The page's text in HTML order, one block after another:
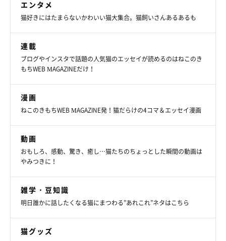
エンタメ
猫好きにはたまらないかわいい猫大集合。猫飼いさんあるあるも
連載
ブログやインスタで話題の人気猫のエッセイが読めるのはねこのき
もちWEB MAGAZINEだけ！
漫画
ねこのきもちWEB MAGAZINE発！猫だらけの4コマ＆エッセイ漫画
動画
おもしろ、感動、驚き、癒し…猫たちのちょっとした瞬間の動画は
やみつきに！
雑学・豆知識
明日誰かに話したくなる猫にまつわる”あれこれ”ネタはこちら
猫グッズ